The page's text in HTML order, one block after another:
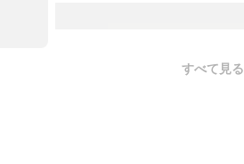
すべて見る